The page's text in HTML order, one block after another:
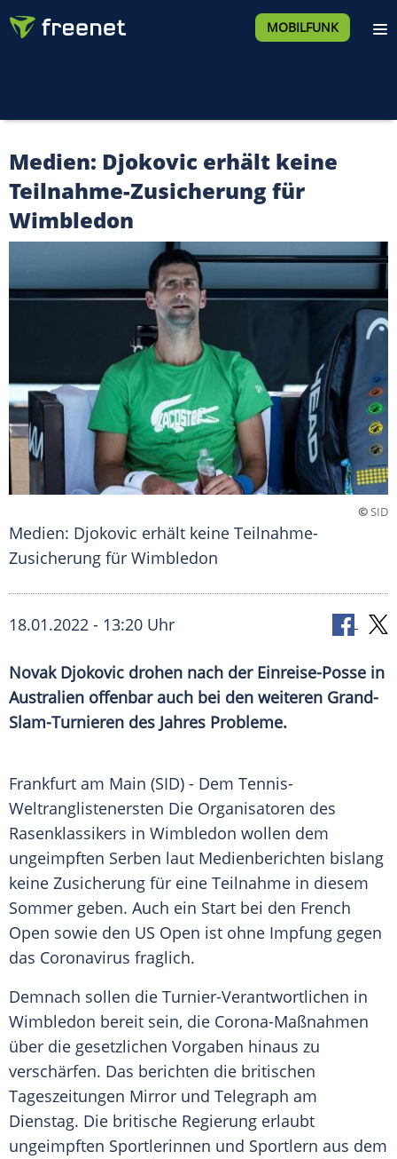
MOBILFUNK
Medien: Djokovic erhält keine
Teilnahme-Zusicherung für
Wimbledon
©SID
Medien: Djokovic erhält keine Teilnahme-
Zusicherung für Wimbledon
18.01.2022 - 13:20 Uhr
Novak Djokovic drohen nach der Einreise-Posse in
Australien offenbar auch bei den weiteren Grand-
Slam-Turnieren des Jahres Probleme.
Frankfurt am Main (SID) - Dem Tennis-
Weltranglistenersten Die Organisatoren des
Rasenklassikers in Wimbledon wollen dem
ungeimpften Serben laut Medienberichten bislang
keine Zusicherung für eine Teilnahme in diesem
Sommer geben. Auch ein Start bei den French
Open sowie den US Open ist ohne Impfung gegen
das Coronavirus fraglich.
Demnach sollen die Turnier-Verantwortlichen in
Wimbledon bereit sein, die Corona-Maßnahmen
über die gesetzlichen Vorgaben hinaus zu
verschärfen. Das berichten die britischen
Tageszeitungen Mirror und Telegraph am
Dienstag. Die britische Regierung erlaubt
ungeimpften Sportlerinnen und Sportlern aus dem